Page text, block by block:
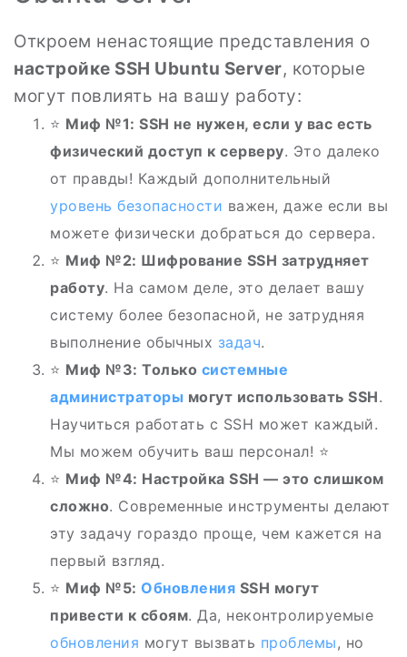
Откроем ненастоящие представления о
настройке SSH Ubuntu Server, которые
могут повлиять на вашу работу:
⭐ Миф №1: SSH не нужен, если у вас есть
физический доступ к серверу. Это далеко
от правды! Каждый дополнительный
уровень безопасности важен, даже если вы
можете физически добраться до сервера.
⭐ Миф №2: Шифрование SSH затрудняет
работу. На самом деле, это делает вашу
систему более безопасной, не затрудняя
выполнение обычных задач.
⭐ Миф №3: Только системные
администраторы могут использовать SSH.
Научиться работать с SSH может каждый.
Мы можем обучить ваш персонал! ⭐
⭐ Миф №4: Настройка SSH — это слишком
сложно. Современные инструменты делают
эту задачу гораздо проще, чем кажется на
первый взгляд.
⭐ Миф №5: Обновления SSH могут
привести к сбоям. Да, неконтролируемые
обновления могут вызвать проблемы, но